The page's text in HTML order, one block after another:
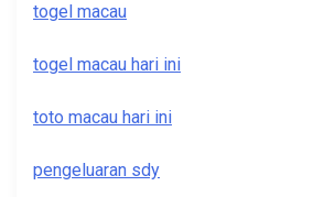
togel macau
togel macau hari ini
toto macau hari ini
pengeluaran sdy